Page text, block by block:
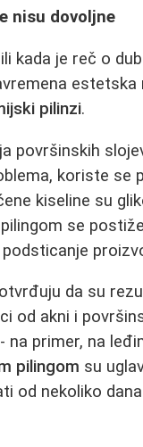
nisu dovoljne
kada je reč o
estetska
pilinzi.
površinskih
koriste se
kiseline su
se
da su
od akni i
primer, na
pilingom su
od nekoliko